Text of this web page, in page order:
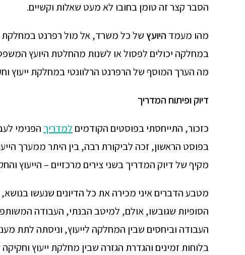
הסבר קצר זה טומן בחובו לא מעט שאלות וקשיים.
מהו מעמד היועץ של כל משרד, אל מול רפרנט במחלקת
במחלקה יכולים לפסול או לשנות מהחלטת היועץ
מה הערך המוסף של הרפרנט הרלוונטי במחלקת ייעוץ
דיוק ופיתוח המדריך
כזכור, התייחסתי בפוסטים הקודמים למדריך הפנימי
בפוסט הראשון, זכה לביקורת רבה, בין היתר ממערך
מקיף של דיוק המדריך בשני צירים מרכזיים – הייעוץ
מטבע הדברים איני מכירה את כל הדיונים שנעשו
הסופיות שגובשו, אולם, למיטב הבנתי, העבודה
העבודה וביחסים שבין המחלקה לייעוץ, וניסתה לתת
בלוחות זמינים והגדרת הגזרה שבין מחלקת ייעוץ